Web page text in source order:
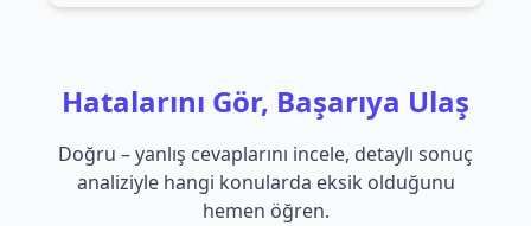
Hatalarını Gör, Başarıya Ulaş
Doğru – yanlış cevaplarını incele, detaylı sonuç
analiziyle hangi konularda eksik olduğunu
hemen öğren.